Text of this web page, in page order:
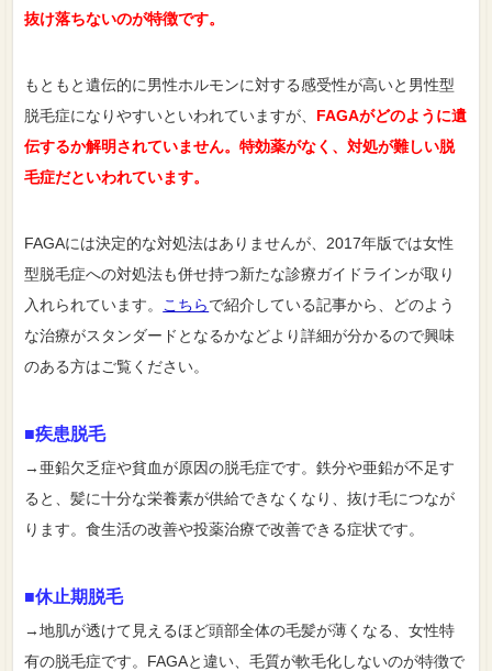
抜け落ちないのが特徴です。
もともと遺伝的に男性ホルモンに対する感受性が高いと男性型
脱毛症になりやすいといわれていますが、 FAGAがどのように遺
伝するか解明されていません。特効薬がなく、対処が難しい脱
毛症だといわれています。
FAGAには決定的な対処法はありませんが、2017年版では女性
型脱毛症への対処法も併せ持つ新たな診療ガイドラインが取り
入れられています。
こちらで紹介している記事から、どのよう
な治療がスタンダードとなるかなどより詳細が分かるので興味
のある方はご覧ください。
■疾患脱毛
→亜鉛欠乏症や貧血が原因の脱毛症です。鉄分や亜鉛が不足す
ると、髪に十分な栄養素が供給できなくなり、抜け毛につなが
ります。食生活の改善や投薬治療で改善できる症状です。
■休止期脱毛
→地肌が透けて見えるほど頭部全体の毛髪が薄くなる、女性特
有の脱毛症です。FAGAと違い、毛質が軟毛化しないのが特徴で